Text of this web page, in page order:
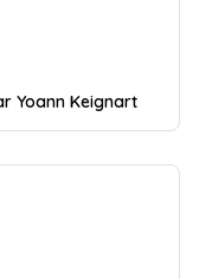
Yoann Keignart